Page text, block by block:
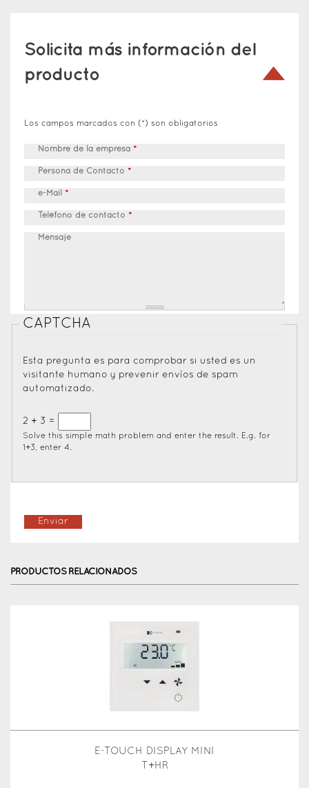
Solicita más información del
producto
Los campos marcados con (*) son obligatorios
Nombre de la empresa *
Persona de Contacto *
e-Mail *
Teléfono de contacto *
Mensaje
CAPTCHA
Esta pregunta es para comprobar si usted es un
visitante humano y prevenir envíos de spam
automatizado.
2 + 3 =
Solve this simple math problem and enter the result. E.g. for
1+3, enter 4.
PRODUCTOS RELACIONADOS
E-TOUCH DISPLAY MINI
T+HR